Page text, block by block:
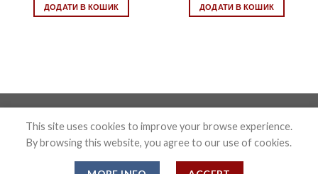
ДОДАТИ В КОШИК ДОДАТИ В КОШИК
Copyright 2026 ©Confix
This site uses cookies to improve your browse experience.
By browsing this website, you agree to our use of cookies.